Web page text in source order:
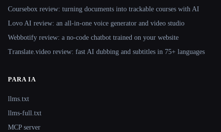
Coursebox review: turning documents into trackable courses with AI
Lovo AI review: an all-in-one voice generator and video studio
Webbotify review: a no-code chatbot trained on your website
Translate.video review: fast AI dubbing and subtitles in 75+ languages
PARA IA
llms.txt
llms-full.txt
MCP server